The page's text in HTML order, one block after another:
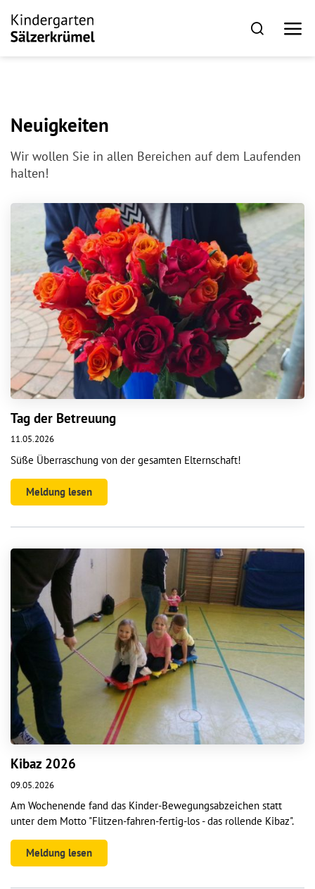
Neuigkeiten
Wir wollen Sie in allen Bereichen auf dem Laufenden
halten!
Tag der Betreuung
11.05.2026
Süße Überraschung von der gesamten Elternschaft!
Meldung lesen
Kibaz 2026
09.05.2026
Am Wochenende fand das Kinder-Bewegungsabzeichen statt
unter dem Motto "Flitzen-fahren-fertig-los - das rollende Kibaz".
Meldung lesen